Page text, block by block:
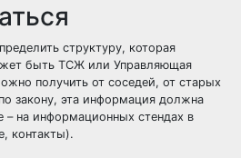
структуру, которая
быть ТСЖ или Управляющая
получить от соседей, от старых
закону, эта информация должна
– на информационных стендах в
контакты).